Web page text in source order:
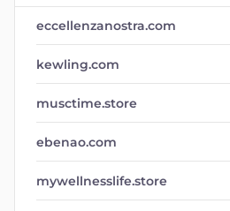
eccellenzanostra.com
kewling.com
musctime.store
ebenao.com
mywellnesslife.store